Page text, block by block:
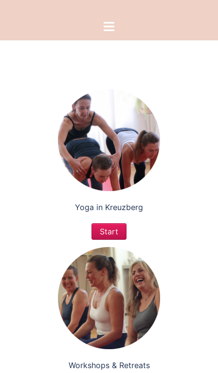
Menü
Yoga in Kreuzberg
Start
Workshops & Retreats